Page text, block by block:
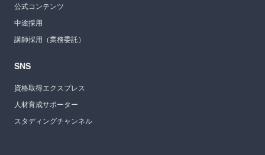
公式コンテンツ
中途採用
講師採用（業務委託）
SNS
資格取得エクスプレス
人材育成サポーター
スタディングチャンネル